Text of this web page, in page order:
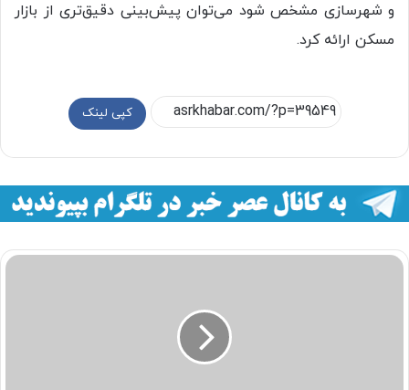
و شهرسازی مشخص شود می‌توان پیش‌بینی دقیق‌تری از بازار
مسکن ارائه کرد.
کپی لینک